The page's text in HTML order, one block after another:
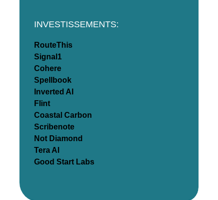
INVESTISSEMENTS:
RouteThis
Signal1
Cohere
Spellbook
Inverted AI
Flint
Coastal Carbon
Scribenote
Not Diamond
Tera AI
Good Start Labs